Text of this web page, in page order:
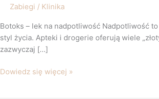
Zabiegi / Klinika
Botoks – lek na nadpotliwość Nadpotliwość
styl życia. Apteki i drogerie oferują wiele
zazwyczaj […]
Dowiedz się więcej »